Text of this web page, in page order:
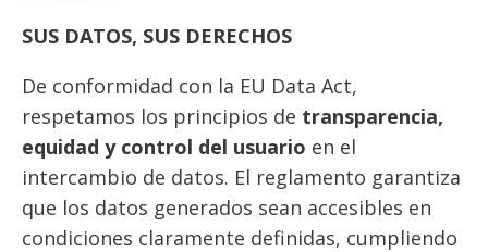
SUS DATOS, SUS DERECHOS
De conformidad con la EU Data Act,
respetamos los principios de transparencia,
equidad y control del usuario en el
intercambio de datos. El reglamento garantiza
que los datos generados sean accesibles en
condiciones claramente definidas, cumpliendo